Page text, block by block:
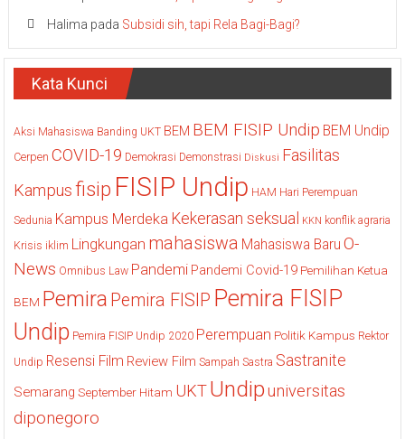
Halima pada Subsidi sih, tapi Rela Bagi-Bagi?
Kata Kunci
Aksi Mahasiswa Banding UKT BEM BEM FISIP Undip BEM Undip
Cerpen COVID-19 Demokrasi Demonstrasi Diskusi Fasilitas
Kampus fisip FISIP Undip HAM Hari Perempuan
Sedunia Kampus Merdeka Kekerasan seksual KKN konflik agraria
Krisis iklim Lingkungan mahasiswa Mahasiswa Baru O-
News Omnibus Law Pandemi Pandemi Covid-19 Pemilihan Ketua
BEM Pemira Pemira FISIP Pemira FISIP
Undip Pemira FISIP Undip 2020 Perempuan Politik Kampus Rektor
Undip Resensi Film Review Film Sampah Sastra Sastranite
Semarang September Hitam UKTUndipuniversitas
diponegoro